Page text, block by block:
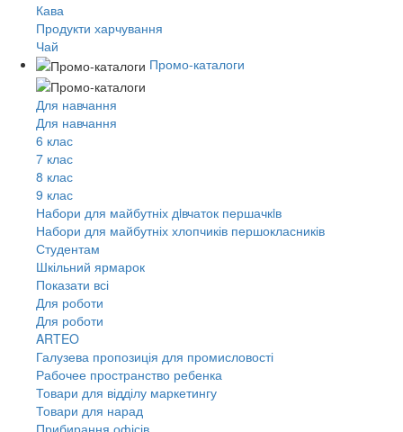
Кава
Продукти харчування
Чай
Промо-каталоги
Для навчання
Для навчання
6 клас
7 клас
8 клас
9 клас
Набори для майбутніх дiвчаток першачкiв
Набори для майбутніх хлопчиків першокласників
Студентам
Шкільний ярмарок
Показати всі
Для роботи
Для роботи
ARTEO
Галузева пропозиція для промисловості
Рабочее пространство ребенка
Товари для відділу маркетингу
Товари для нарад
Прибирання офісів